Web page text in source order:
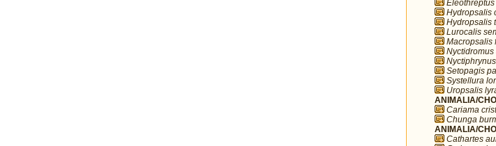
Hydropsalis
Hydropsalis
Lurocalis
Macropsalis
Setopagis
Systellura
Uropsalis
ANIMALIA/
Cariama
Chunga
ANIMALIA/
Cathartes